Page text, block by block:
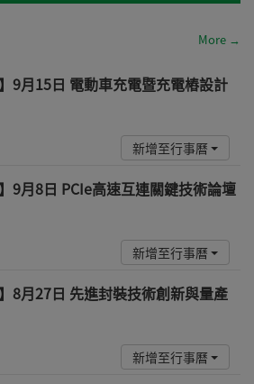
More →
9月15日 電動車充電暨充電樁設計
新增至行事曆
9月8日 PCIe高速互連關鍵技術論壇
新增至行事曆
8月27日 先進封裝技術創新與量產
新增至行事曆